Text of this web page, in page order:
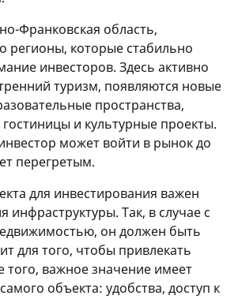
Франковская область,
регионы, которые стабильно
инвесторов. Здесь активно
туризм, появляются новые
пространства,
и культурные проекты.
может войти в рынок до
перегретым.
для инвестирования важен
инфраструктуры. Так, в случае с
он должен быть
для того, чтобы привлекать
того, важное значение имеет
объекта: удобства, доступ к